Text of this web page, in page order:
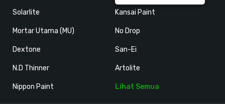
Solarlite
Mortar Utama (MU)
Dextone
N.D Thinner
Nippon Paint
Kansai Paint
No Drop
San-Ei
Artolite
Lihat Semua